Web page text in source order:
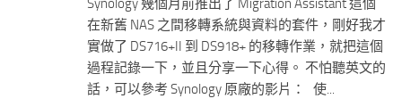
在新舊 NAS 之間移轉系統與資料的套件，剛好我才
實做了 DS716+II 到 DS918+ 的移轉作業，就把這個
過程記錄一下，並且分享一下心得。 不怕聽英文的
話，可以參考 Synology 原廠的影片： 使...